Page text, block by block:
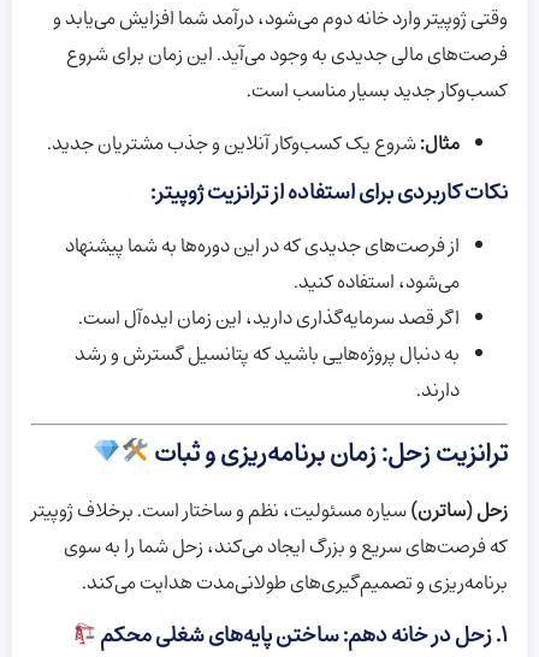
وقتی ژوپیتر وارد خانه دوم می‌شود، درآمد شما افزایش می‌یابد و
فرصت‌های مالی جدیدی به وجود می‌آید. این زمان برای شروع
کسب‌وکار جدید بسیار مناسب است.
مثال:شروع یک کسب‌وکار آنلاین و جذب مشتریان جدید.
نکات کاربردی برای استفاده از ترانزیت ژوپیتر:
از فرصت‌های جدیدی که در این دوره‌ها به شما پیشنهاد
می‌شود، استفاده کنید.
اگر قصد سرمایه‌گذاری دارید، این زمان ایده‌آل است.
به دنبال پروژه‌هایی باشید که پتانسیل گسترش و رشد
دارند.
ترانزیت زحل: زمان برنامه‌ریزی و ثبات
زحل (ساترن)سیاره مسئولیت، نظم و ساختار است. برخلاف ژوپیتر
که فرصت‌های سریع و بزرگ ایجاد می‌کند، زحل شما را به سوی
برنامه‌ریزی و تصمیم‌گیری‌های طولانی‌مدت هدایت می‌کند.
۱. زحل در خانه دهم: ساختن پایه‌های شغلی محکم